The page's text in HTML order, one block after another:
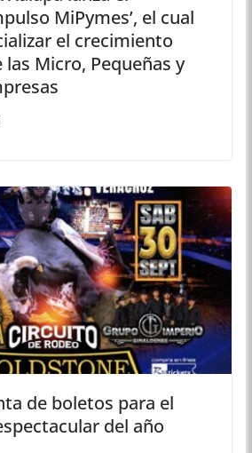
MiPymes’, el cual
el crecimiento
Micro, Pequeñas y
de boletos para el
del año